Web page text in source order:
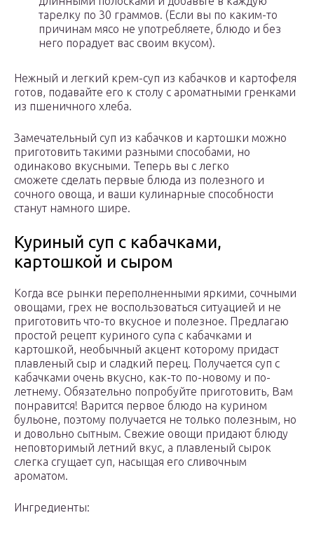
тарелку по 30 граммов. (Если вы по каким-то
причинам мясо не употребляете, блюдо и без
него порадует вас своим вкусом).
Нежный и легкий крем-суп из кабачков и картофеля
готов, подавайте его к столу с ароматными гренками
из пшеничного хлеба.
Замечательный суп из кабачков и картошки можно
приготовить такими разными способами, но
одинаково вкусными. Теперь вы с легко
сможете сделать первые блюда из полезного и
сочного овоща, и ваши кулинарные способности
станут намного шире.
Куриный суп с кабачками,
картошкой и сыром
Когда все рынки переполненными яркими, сочными
овощами, грех не воспользоваться ситуацией и не
приготовить что-то вкусное и полезное. Предлагаю
простой рецепт куриного супа с кабачками и
картошкой, необычный акцент которому придаст
плавленый сыр и сладкий перец. Получается суп с
кабачками очень вкусно, как-то по-новому и по-
летнему. Обязательно попробуйте приготовить, Вам
понравится! Варится первое блюдо на курином
бульоне, поэтому получается не только полезным, но
и довольно сытным. Свежие овощи придают блюду
неповторимый летний вкус, а плавленый сырок
слегка сгущает суп, насыщая его сливочным
ароматом.
Ингредиенты: